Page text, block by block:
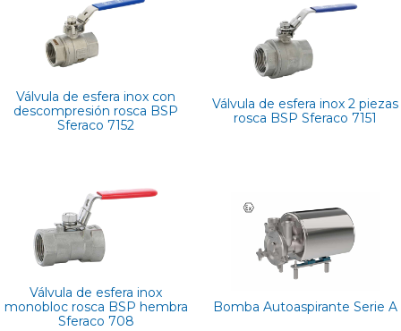
Válvula de esfera inox con
descompresión rosca BSP
Sferaco 7152
Válvula de esfera inox 2 piezas
rosca BSP Sferaco 7151
Válvula de esfera inox
monobloc rosca BSP hembra
Sferaco 708
Bomba Autoaspirante Serie A